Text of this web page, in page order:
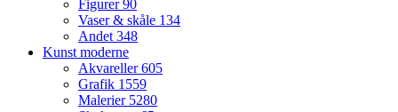
Figurer90
Vaser & skåle 134
Andet348
Kunst moderne
Akvareller605
Grafik 1559
Malerier 5280